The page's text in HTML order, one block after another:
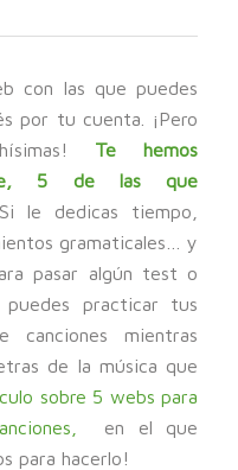
con las que puedes
por tu cuenta. ¡Pero
Te hemos
5 de las que
dedicas tiempo,
gramaticales… y
pasar algún test o
puedes practicar tus
mientras
de la música que
sobre 5 webs para
en el que
para hacerlo!